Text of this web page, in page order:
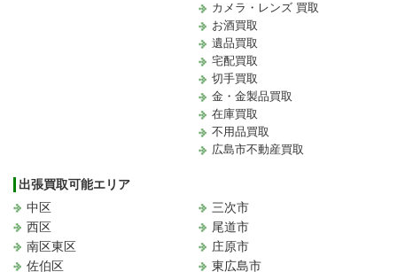
カメラ・レンズ 買取
お酒買取
遺品買取
宅配買取
切手買取
金・金製品買取
在庫買取
不用品買取
広島市不動産買取
出張買取可能エリア
中区
西区
南区東区
佐伯区
三次市
尾道市
庄原市
東広島市